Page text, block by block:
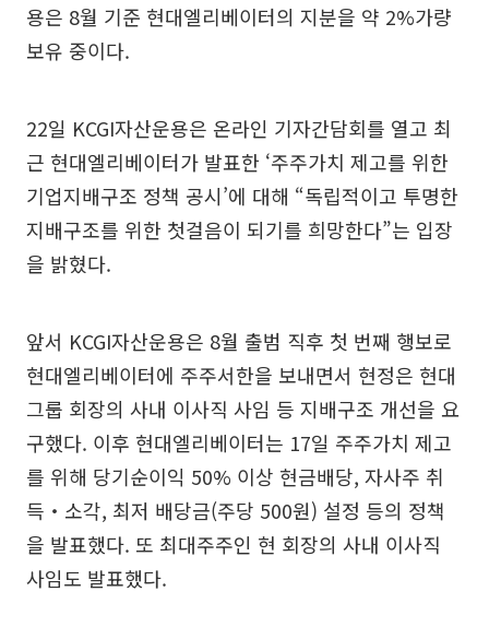
용은 8월 기준 현대엘리베이터의 지분을 약 2%가량
보유 중이다.
22일 KCGI자산운용은 온라인 기자간담회를 열고 최
근 현대엘리베이터가 발표한 ‘주주가치 제고를 위한
기업지배구조 정책 공시’에 대해 “독립적이고 투명한
지배구조를 위한 첫걸음이 되기를 희망한다”는 입장
을 밝혔다.
앞서 KCGI자산운용은 8월 출범 직후 첫 번째 행보로
현대엘리베이터에 주주서한을 보내면서 현정은 현대
그룹 회장의 사내 이사직 사임 등 지배구조 개선을 요
구했다. 이후 현대엘리베이터는 17일 주주가치 제고
를 위해 당기순이익 50% 이상 현금배당, 자사주 취
득‧소각, 최저 배당금(주당 500원) 설정 등의 정책
을 발표했다. 또 최대주주인 현 회장의 사내 이사직
사임도 발표했다.